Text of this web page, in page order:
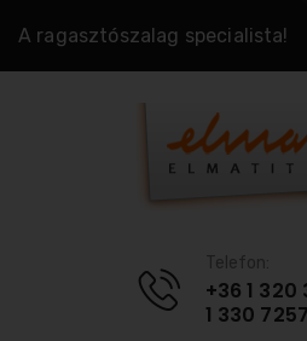
A ragasztószalag specialista!
Telefon:
+36 1 320
1 330 7257